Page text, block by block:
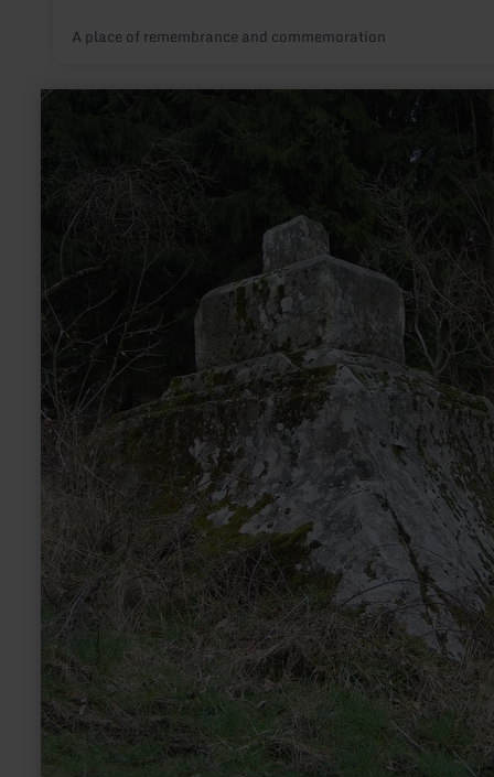
A place of remembrance and commemoration
learn
Schmittenkreuz